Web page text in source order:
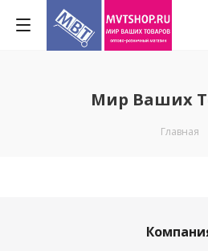
Мир Ваших
Главная